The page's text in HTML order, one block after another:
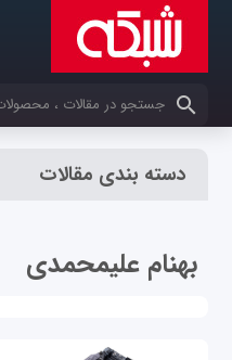
کلمات کلیدی خود را وارد کنید
دسته بندی مقالات
بهنام علیمحمدی